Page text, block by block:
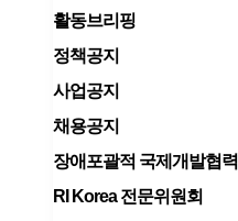
활동브리핑
정책공지
사업공지
채용공지
장애포괄적 국제개발협력
RI Korea 전문위원회